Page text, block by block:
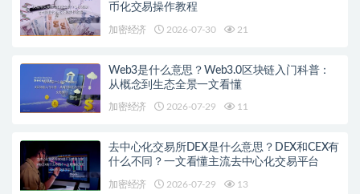
币化交易操作教程
加密经济 2026-07-30 21
Web3是什么意思？Web3.0区块链入门科普：
从概念到生态全景一文看懂
加密经济 2026-07-29 11
去中心化交易所DEX是什么意思？DEX和CEX有
什么不同？一文看懂主流去中心化交易平台
加密经济 2026-07-29 13